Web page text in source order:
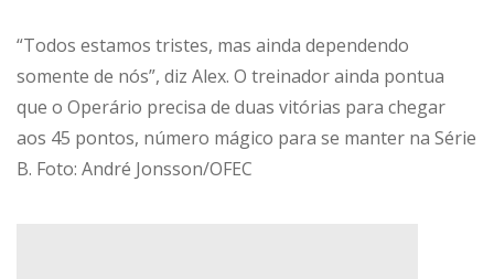
“Todos estamos tristes, mas ainda dependendo
somente de nós”, diz Alex. O treinador ainda pontua
que o Operário precisa de duas vitórias para chegar
aos 45 pontos, número mágico para se manter na Série
B. Foto: André Jonsson/OFEC